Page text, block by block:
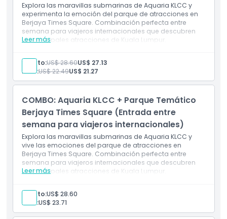
Explora las maravillas submarinas de Aquaria KLCC y
experimenta la emoción del parque de atracciones en
Berjaya Times Square. Combinación perfecta entre
semana para viajeros internacionales que descubren
las principales atracciones de Kuala Lumpur.
Leer más
Entrada a Aquaria KLCC (registro previo requerido)
Acceso a todas las zonas temáticas y al túnel
submarino
Entrada al Parque Temático Berjaya Times Square
Acceso a todas las atracciones y juegos dentro del
parque temático
Válido para ciudadanos malayos entre semana
(excluyendo días festivos)
Adulto:US$ 28.60US$ 27.13
Niño:US$ 22.49US$ 21.27
COMBO: Aquaria KLCC + Parque Temático
Berjaya Times Square (Entrada entre
semana para viajeros internacionales)
Explora las maravillas submarinas de Aquaria KLCC y
vive las emociones del parque de atracciones en
Berjaya Times Square. Combinación perfecta entre
semana para viajeros internacionales que descubren
las principales atracciones de Kuala Lumpur.
Leer más
Entrada a Aquaria KLCC (registro previo requerido)
Acceso a todas las zonas temáticas, túneles y
exhibiciones marinas
Entrada al Parque Temático Berjaya Times Square
Adulto:US$ 28.60
Niño:US$ 23.71